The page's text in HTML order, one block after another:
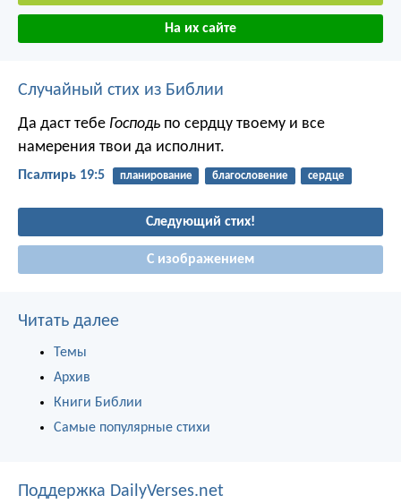
На их сайте
Случайный стих из Библии
Да даст тебе Господь по сердцу твоему и все
намерения твои да исполнит.
Псалтирь 19:5 планирование благословение сердце
Следующий стих!
С изображением
Читать далее
Темы
Архив
Книги Библии
Самые популярные стихи
Поддержка DailyVerses.net